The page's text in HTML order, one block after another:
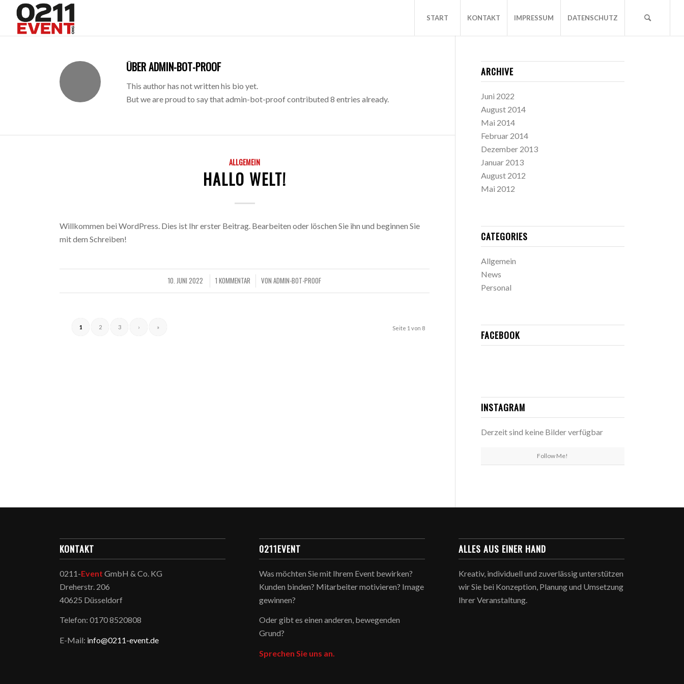
START KONTAKT IMPRESSUM DATENSCHUTZ
ÜBERADMIN-BOT-PROOF
This author has not written his bio yet.
But we are proud to say thatadmin-bot-proofcontributed 8 entries already.
ALLGEMEIN
HALLO WELT!
Willkommen bei WordPress. Dies ist Ihr erster Beitrag. Bearbeiten oder löschen Sie ihn und beginnen Sie
mit dem Schreiben!
10. JUNI 2022
/ 1 KOMMENTAR
/ VONADMIN-BOT-PROOF
Seite 1 von 8
1 2 3 › »
ARCHIVE
Juni 2022
August 2014
Mai 2014
Februar 2014
Dezember 2013
Januar 2013
August 2012
Mai 2012
CATEGORIES
Allgemein
News
Personal
FACEBOOK
INSTAGRAM
Derzeit sind keine Bilder verfügbar
Follow Me!
KONTAKT
0211-Event GmbH & Co. KG
Dreherstr. 206
40625 Düsseldorf
Telefon: 0170 8520808
E-Mail: info@0211-event.de
0211EVENT
Was möchten Sie mit Ihrem Event bewirken?
Kunden binden? Mitarbeiter motivieren? Image
gewinnen?
Oder gibt es einen anderen, bewegenden
Grund?
Sprechen Sie uns an.
ALLES AUS EINER HAND
Kreativ, individuell und zuverlässig unterstützen
wir Sie bei Konzeption, Planung und Umsetzung
Ihrer Veranstaltung.